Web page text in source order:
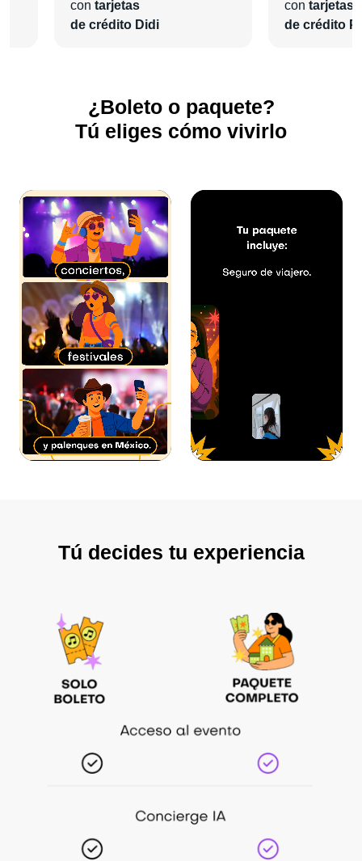
con tarjetas
de crédito Didi
con tarjetas
de crédito
¿Boleto o paquete?
Tú eliges cómo vivirlo
Tú decides tu experiencia